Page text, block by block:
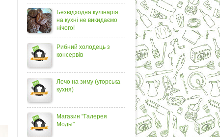
Безвідходна кулінарія:
на кухні не викидаємо
нічого!
Рибний холодець з
консервів
Лечо на зиму (угорська
кухня)
Магазин "Галерея
Моды"